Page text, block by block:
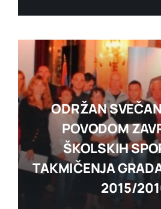
ODRŽAN
POVODOM
ŠKOLSKIH
TAKMIČENJA
2015/